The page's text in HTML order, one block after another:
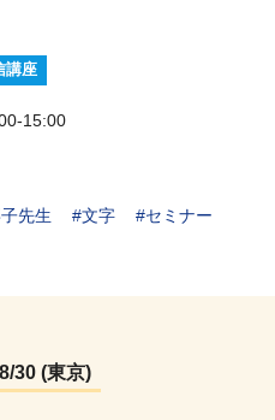
講座
15:00
先生 #文字 #セミナー
30 (東京)